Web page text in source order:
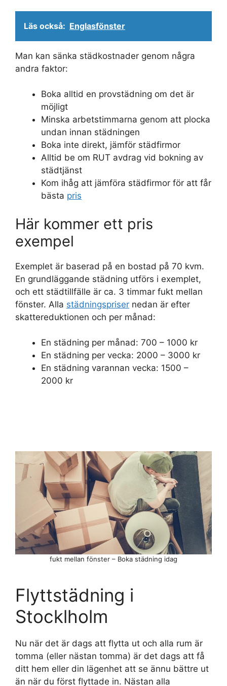
Läs också: Englasfönster
Man kan sänka städkostnader genom några
andra faktor:
Boka alltid en provstädning om det är
möjligt
Minska arbetstimmarna genom att plocka
undan innan städningen
Boka inte direkt, jämför städfirmor
Alltid be om RUT avdrag vid bokning av
städtjänst
Kom ihåg att jämföra städfirmor för att får
bästa pris
Här kommer ett pris
exempel
Exemplet är baserad på en bostad på 70 kvm.
En grundläggande städning utförs i exemplet,
och ett städtillfälle är ca. 3 timmar fukt mellan
fönster. Alla städningspriser nedan är efter
skattereduktionen och per månad:
En städning per månad: 700 – 1000 kr
En städning per vecka: 2000 – 3000 kr
En städning varannan vecka: 1500 –
2000 kr
Flyttstädning i
Stocklholm
Nu när det är dags att flytta ut och alla rum är
tomma (eller nästan tomma) är det dags att få
ditt hem eller din lägenhet att se ännu bättre ut
än när du först flyttade in. Nästan alla
fukt mellan fönster – Boka städning idag